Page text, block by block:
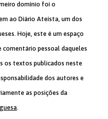
domínio foi o
ao Diário Ateísta, um dos
Hoje, este é um espaço
comentário pessoal daqueles
os textos publicados neste
dos autores e
as posições da
.